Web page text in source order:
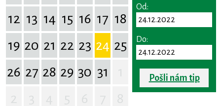
12 13 14 15 16 17 18
19 20 21 22 23 24 25
26 27 28 29 30 31
Od:
Do:
Pošli nám tip